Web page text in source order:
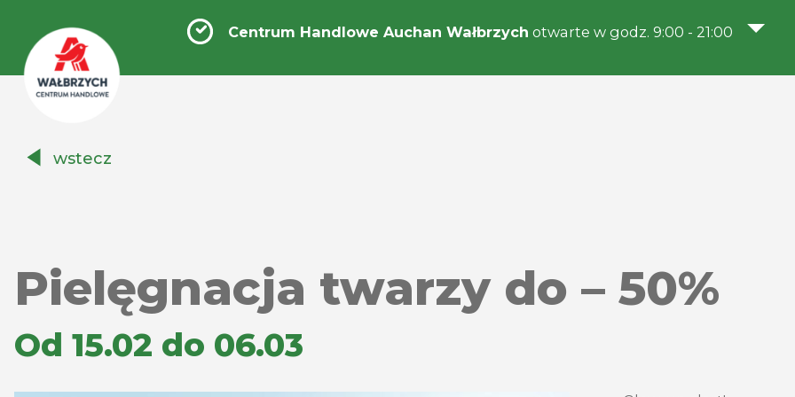
Handlowe
Centrum Handlowe Auchan Wałbrzych otwarte w godz. 9:00 - 21:00
wstecz
Pielęgnacja twarzy do – 50%
Od 15.02 do 06.03